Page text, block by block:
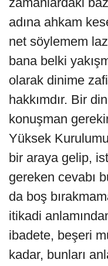
adına ahkam
net söylemem
bana belki
olarak dinime
hakkımdır. Bir
konuşman
Yüksek
bir araya gelip,
gereken cevabı
da boş
itikadi
ibadete, beşeri
kadar, bunları